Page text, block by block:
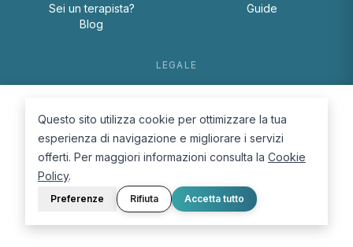
Sei un terapista?
Blog
Guide
LEGALE
Cookie Policy
© 2026 D.Lab S.r.l. — InBuoneMani
Questo sito utilizza cookie per ottimizzare la tua
esperienza di navigazione e migliorare i servizi
offerti. Per maggiori informazioni consulta la Cookie
Policy.
Preferenze Rifiuta Accetta tutto